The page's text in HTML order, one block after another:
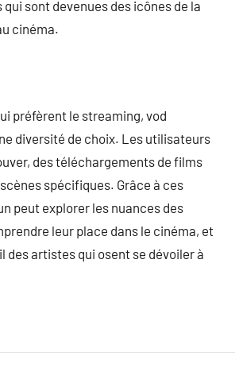
sont devenues des icônes de la
cinéma.
préfèrent le streaming, vod
diversité de choix. Les utilisateurs
des téléchargements de films
spécifiques. Grâce à ces
peut explorer les nuances des
leur place dans le cinéma, et
des artistes qui osent se dévoiler à